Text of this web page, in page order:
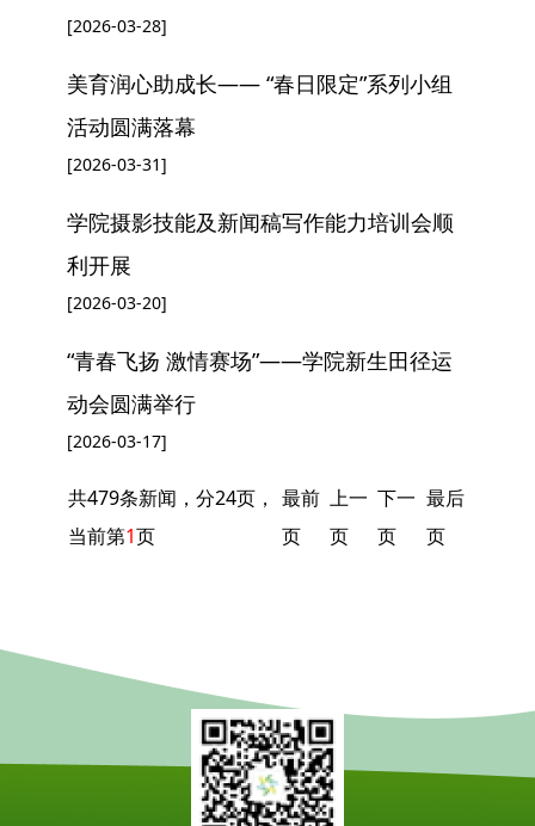
[2026-03-28]
美育润心助成长—— “春日限定”系列小组
活动圆满落幕
[2026-03-31]
学院摄影技能及新闻稿写作能力培训会顺
利开展
[2026-03-20]
“青春飞扬 激情赛场”——学院新生田径运
动会圆满举行
[2026-03-17]
共479条新闻，分24页，
当前第1页
最前
页
上一
页
下一
页
最后
页